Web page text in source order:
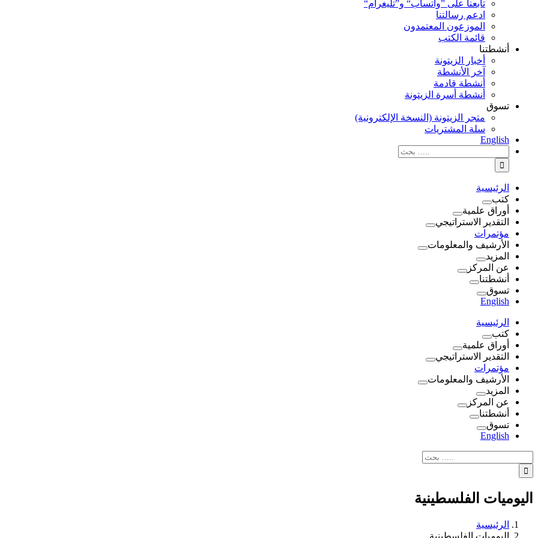
تابعنا على ”واتساب“ و”تليغرام“
ادعم رسالتنا
الموزعون المعتمدون
قائمة الكتب
أنشطتنا
أخبار الزيتونة
آخر الأنشطة
أنشطة قادمة
أنشطة أسرة الزيتونة
تسوق
متجر الزيتونة (النسخة الإلكترونية)
سلة المشتريات
English
البحث
بالنسبة
الي
:
الرئيسية
كتب
أوراق علمية
التقدير الاستراتيجي
مؤتمرات
الأرشيف والمعلومات
المزيد
عن المركز
أنشطتنا
تسوق
English
الرئيسية
كتب
أوراق علمية
التقدير الاستراتيجي
مؤتمرات
الأرشيف والمعلومات
المزيد
عن المركز
أنشطتنا
تسوق
English
البحث
بالنسبة
الي
: اليوميات الفلسطينية
الرئيسية
اليوميات الفلسطينية